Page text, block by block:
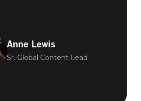
Anne Lewis
Sr. Global Content Lead